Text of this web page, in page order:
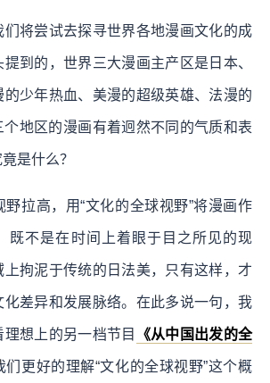
将尝试去探寻世界各地漫画文化的成
到的，世界三大漫画主产区是日本、
的少年热血、美漫的超级英雄、法漫的
地区的漫画有着迥然不同的气质和表
是什么？
拉高，用“文化的全球视野”将漫画作
既不是在时间上着眼于目之所见的现
拘泥于传统的日法美，只有这样，才
化差异和发展脉络。在此多说一句，我
想上的另一档节目 《从中国出发的全
们更好的理解“文化的全球视野”这个概